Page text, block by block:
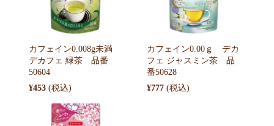
カフェイン0.008g未満
デカフェ 緑茶 品番
50604
¥453
カフェイン0.00ｇ デカ
フェ ジャスミン茶 品
番50628
¥777